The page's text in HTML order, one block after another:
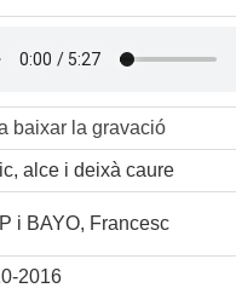
baixar la gravació
alce i deixà caure
i BAYO, Francesc
2016